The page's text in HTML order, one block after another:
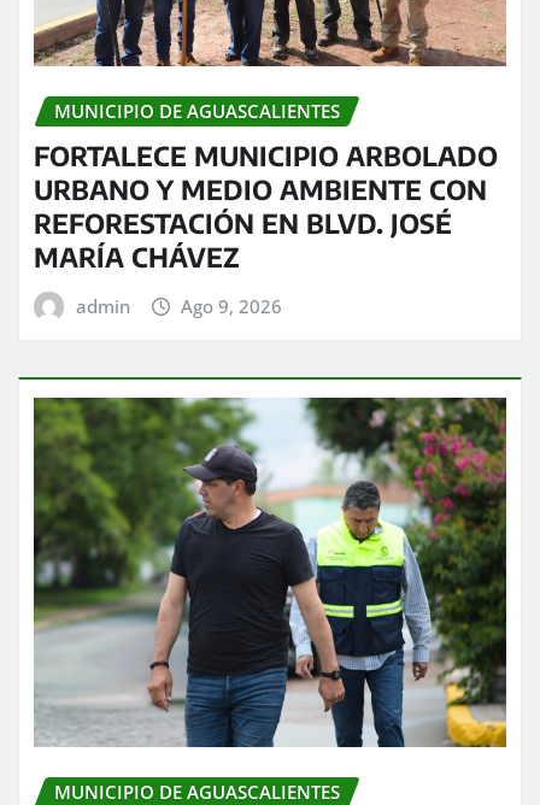
MUNICIPIO DE AGUASCALIENTES
FORTALECE MUNICIPIO ARBOLADO
URBANO Y MEDIO AMBIENTE CON
REFORESTACIÓN EN BLVD. JOSÉ
MARÍA CHÁVEZ
admin Ago 9, 2026
MUNICIPIO DE AGUASCALIENTES